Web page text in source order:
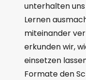
unterhalten
Lernen
miteinander
erkunden wir,
einsetzen
Formate den